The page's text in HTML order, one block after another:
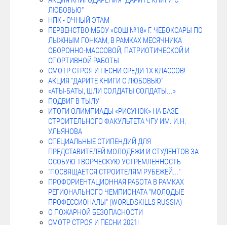
ЛЮБОВЬЮ"
НПК - ОЧНЫЙ ЭТАМ
ПЕРВЕНСТВО МБОУ «СОШ №18» Г. ЧЕБОКСАРЫ ПО
ЛЫЖНЫМ ГОНКАМ, В РАМКАХ МЕСЯЧНИКА
ОБОРОННО-МАССОВОЙ, ПАТРИОТИЧЕСКОЙ И
СПОРТИВНОЙ РАБОТЫ
СМОТР СТРОЯ И ПЕСНИ СРЕДИ 1Х КЛАССОВ!
АКЦИЯ "ДАРИТЕ КНИГИ С ЛЮБОВЬЮ"
«АТЫ-БАТЫ, ШЛИ СОЛДАТЫ СОЛДАТЫ...»
ПОДВИГ В ТЫЛУ
ИТОГИ ОЛИМПИАДЫ «РИСУНОК» НА БАЗЕ
СТРОИТЕЛЬНОГО ФАКУЛЬТЕТА ЧГУ ИМ. И.Н.
УЛЬЯНОВА
СПЕЦИАЛЬНЫЕ СТИПЕНДИЙ ДЛЯ
ПРЕДСТАВИТЕЛЕЙ МОЛОДЕЖИ И СТУДЕНТОВ ЗА
ОСОБУЮ ТВОРЧЕСКУЮ УСТРЕМЛЕННОСТЬ
"ПОСВЯЩАЕТСЯ СТРОИТЕЛЯМ РУБЕЖЕЙ..."
ПРОФОРИЕНТАЦИОННАЯ РАБОТА В РАМКАХ
РЕГИОНАЛЬНОГО ЧЕМПИОНАТА "МОЛОДЫЕ
ПРОФЕССИОНАЛЫ" (WORLDSKILLS RUSSIA)
О ПОЖАРНОЙ БЕЗОПАСНОСТИ
СМОТР СТРОЯ И ПЕСНИ 2021!